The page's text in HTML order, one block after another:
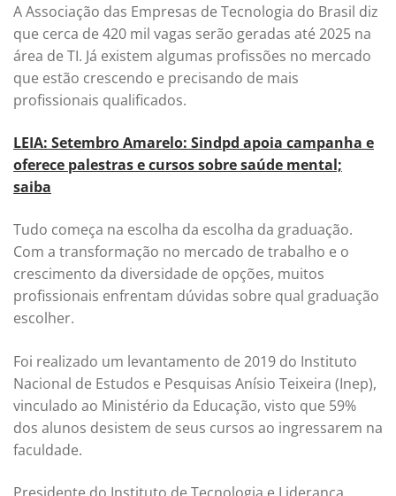
A Associação das Empresas de Tecnologia do Brasil diz
que cerca de 420 mil vagas serão geradas até 2025 na
área de TI. Já existem algumas profissões no mercado
que estão crescendo e precisando de mais
profissionais qualificados.
LEIA: Setembro Amarelo: Sindpd apoia campanha e
oferece palestras e cursos sobre saúde mental;
saiba
Tudo começa na escolha da escolha da graduação.
Com a transformação no mercado de trabalho e o
crescimento da diversidade de opções, muitos
profissionais enfrentam dúvidas sobre qual graduação
escolher.
Foi realizado um levantamento de 2019 do Instituto
Nacional de Estudos e Pesquisas Anísio Teixeira (Inep),
vinculado ao Ministério da Educação, visto que 59%
dos alunos desistem de seus cursos ao ingressarem na
faculdade.